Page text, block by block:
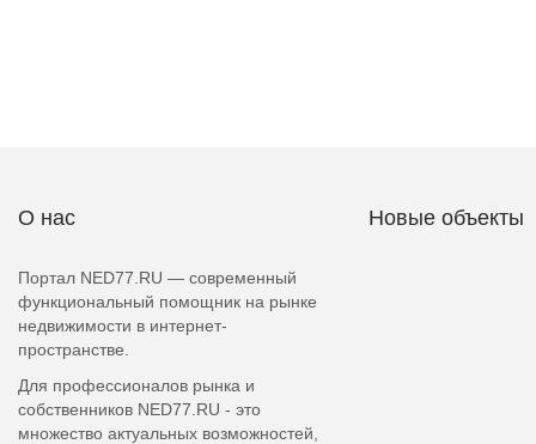
О нас
Портал NED77.RU — современный
функциональный помощник на рынке
недвижимости в интернет-
пространстве.
Для профессионалов рынка и
собственников NED77.RU - это
множество актуальных возможностей,
Новые объекты